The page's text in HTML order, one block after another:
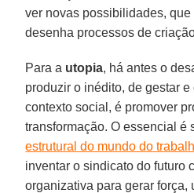
ver novas possibilidades,
desenha processos de
Para a utopia, há antes o
produzir o inédito, de gestar e
contexto social, é promover
transformação. O essencial é
estrutural do mundo do
inventar o sindicato do futuro
organizativa para gerar força,